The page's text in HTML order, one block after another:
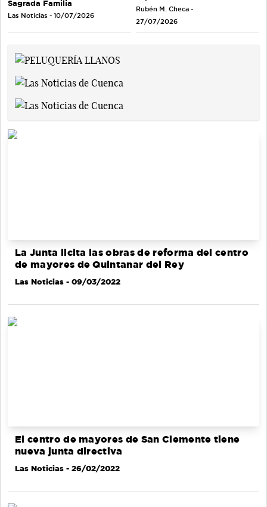
Sagrada Familia
Las Noticias - 10/07/2026
Rubén M. Checa -
27/07/2026
La Junta licita las obras de reforma del centro
de mayores de Quintanar del Rey
Las Noticias - 09/03/2022
El centro de mayores de San Clemente tiene
nueva junta directiva
Las Noticias - 26/02/2022